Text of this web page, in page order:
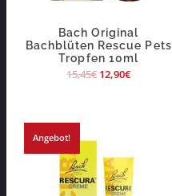
Bach Original
Bachblüten Rescue Pets
Tropfen 10ml
15,45€ 12,90€
Angebot!